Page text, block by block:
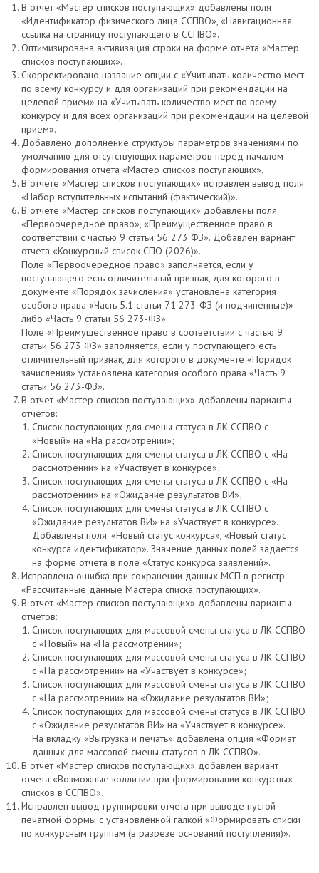
В отчет «Мастер списков поступающих» добавлены поля
«Идентификатор физического лица ССПВО», «Навигационная
ссылка на страницу поступающего в ССПВО».
Оптимизирована активизация строки на форме отчета «Мастер
списков поступающих».
Скорректировано название опции с «Учитывать количество мест
по всему конкурсу и для организаций при рекомендации на
целевой прием» на «Учитывать количество мест по всему
конкурсу и для всех организаций при рекомендации на целевой
прием».
Добавлено дополнение структуры параметров значениями по
умолчанию для отсутствующих параметров перед началом
формирования отчета «Мастер списков поступающих».
В отчете «Мастер списков поступающих» исправлен вывод поля
«Набор вступительных испытаний (фактический)».
В отчете «Мастер списков поступающих» добавлены поля
«Первоочередное право», «Преимущественное право в
соответствии с частью 9 статьи 56 273 ФЗ». Добавлен вариант
отчета «Конкурсный список СПО (2026)».
Поле «Первоочередное право» заполняется, если у
поступающего есть отличительный признак, для которого в
документе «Порядок зачисления» установлена категория
особого права «Часть 5.1 статьи 71 273-ФЗ (и подчиненные)»
либо «Часть 9 статьи 56 273-ФЗ».
Поле «Преимущественное право в соответствии с частью 9
статьи 56 273 ФЗ» заполняется, если у поступающего есть
отличительный признак, для которого в документе «Порядок
зачисления» установлена категория особого права «Часть 9
статьи 56 273-ФЗ».
В отчет «Мастер списков поступающих» добавлены варианты
отчетов:
Список поступающих для смены статуса в ЛК ССПВО с
«Новый» на «На рассмотрении»;
Список поступающих для смены статуса в ЛК ССПВО с «На
рассмотрении» на «Участвует в конкурсе»;
Список поступающих для смены статуса в ЛК ССПВО с «На
рассмотрении» на «Ожидание результатов ВИ»;
Список поступающих для смены статуса в ЛК ССПВО с
«Ожидание результатов ВИ» на «Участвует в конкурсе».
Добавлены поля: «Новый статус конкурса», «Новый статус
конкурса идентификатор». Значение данных полей задается
на форме отчета в поле «Статус конкурса заявлений».
Исправлена ошибка при сохранении данных МСП в регистр
«Рассчитанные данные Мастера списка поступающих».
В отчет «Мастер списков поступающих» добавлены варианты
отчетов:
Список поступающих для массовой смены статуса в ЛК ССПВО
с «Новый» на «На рассмотрении»;
Список поступающих для массовой смены статуса в ЛК ССПВО
с «На рассмотрении» на «Участвует в конкурсе»;
Список поступающих для массовой смены статуса в ЛК ССПВО
с «На рассмотрении» на «Ожидание результатов ВИ»;
Список поступающих для массовой смены статуса в ЛК ССПВО
с «Ожидание результатов ВИ» на «Участвует в конкурсе».
На вкладку «Выгрузка и печать» добавлена опция «Формат
данных для массовой смены статусов в ЛК ССПВО».
В отчет «Мастер списков поступающих» добавлен вариант
отчета «Возможные коллизии при формировании конкурсных
списков в ССПВО».
Исправлен вывод группировки отчета при выводе пустой
печатной формы с установленной галкой «Формировать списки
по конкурсным группам (в разрезе оснований поступления)».